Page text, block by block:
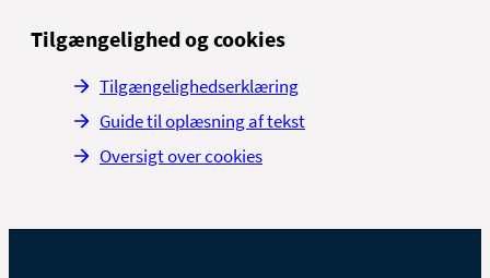
Tilgængelighed og cookies
Tilgængelighedserklæring
Guide til oplæsning af tekst
Oversigt over cookies